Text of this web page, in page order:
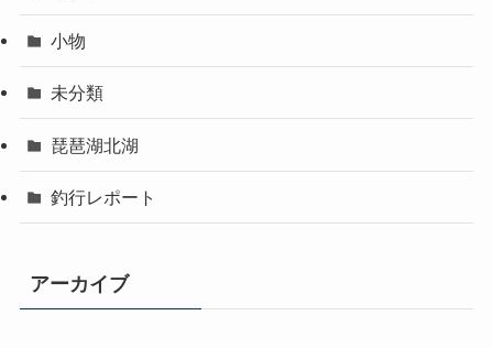
小物
未分類
琵琶湖北湖
釣行レポート
アーカイブ